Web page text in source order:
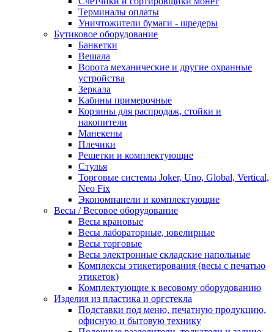
Терминалы оплаты
Уничтожители бумаги - шредеры
Бутиковое оборудование
Банкетки
Вешала
Ворота механические и другие охранные
устройства
Зеркала
Кабины примерочные
Корзины для распродаж, стойки и
накопители
Манекены
Плечики
Решетки и комплектующие
Стулья
Торговые системы Joker, Uno, Global, Vertical,
Neo Fix
Экономпанели и комплектующие
Весы / Весовое оборудование
Весы крановые
Весы лабораторные, ювелирные
Весы торговые
Весы электронные складские напольные
Комплексы этикетирования (весы с печатью
этикеток)
Комплектующие к весовому оборудованию
Изделия из пластика и оргстекла
Подставки под меню, печатную продукцию,
офисную и бытовую технику